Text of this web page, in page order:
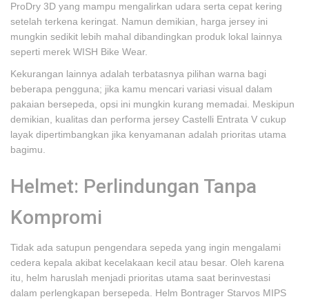
ProDry 3D yang mampu mengalirkan udara serta cepat kering
setelah terkena keringat. Namun demikian, harga jersey ini
mungkin sedikit lebih mahal dibandingkan produk lokal lainnya
seperti merek WISH Bike Wear.
Kekurangan lainnya adalah terbatasnya pilihan warna bagi
beberapa pengguna; jika kamu mencari variasi visual dalam
pakaian bersepeda, opsi ini mungkin kurang memadai. Meskipun
demikian, kualitas dan performa jersey Castelli Entrata V cukup
layak dipertimbangkan jika kenyamanan adalah prioritas utama
bagimu.
Helmet: Perlindungan Tanpa
Kompromi
Tidak ada satupun pengendara sepeda yang ingin mengalami
cedera kepala akibat kecelakaan kecil atau besar. Oleh karena
itu, helm haruslah menjadi prioritas utama saat berinvestasi
dalam perlengkapan bersepeda. Helm Bontrager Starvos MIPS